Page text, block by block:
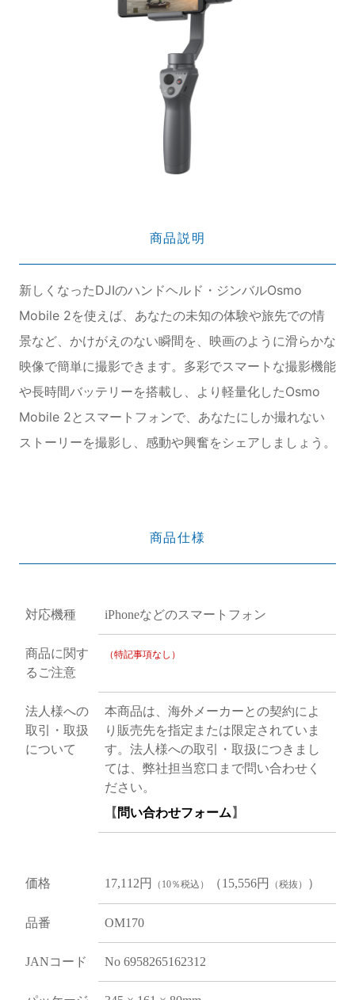
商品説明
新しくなったDJIのハンドヘルド・ジンバルOsmo
Mobile 2を使えば、あなたの未知の体験や旅先での情
景など、かけがえのない瞬間を、映画のように滑らかな
映像で簡単に撮影できます。多彩でスマートな撮影機能
や長時間バッテリーを搭載し、より軽量化したOsmo
Mobile 2とスマートフォンで、あなたにしか撮れない
ストーリーを撮影し、感動や興奮をシェアしましょう。
商品仕様
対応機種 iPhoneなどのスマートフォン
商品に関す
るご注意
（特記事項なし）
法人様への
取引・取扱
について
本商品は、海外メーカーとの契約によ
り販売先を指定または限定されていま
す。法人様への取引・取扱につきまし
ては、弊社担当窓口まで問い合わせく
ださい。
【 問い合わせフォーム 】
価格 17,112円 （10％税込） （15,556円 （税抜） ）
品番 OM170
JANコード No 6958265162312